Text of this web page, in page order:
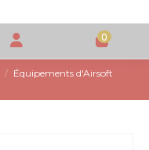
0
Équipements d'Airsoft